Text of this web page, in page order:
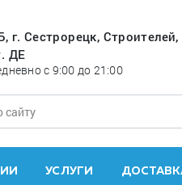
г. Сестрорецк, Строителей,
ДЕ
с 9:00 до 21:00
УСЛУГИ